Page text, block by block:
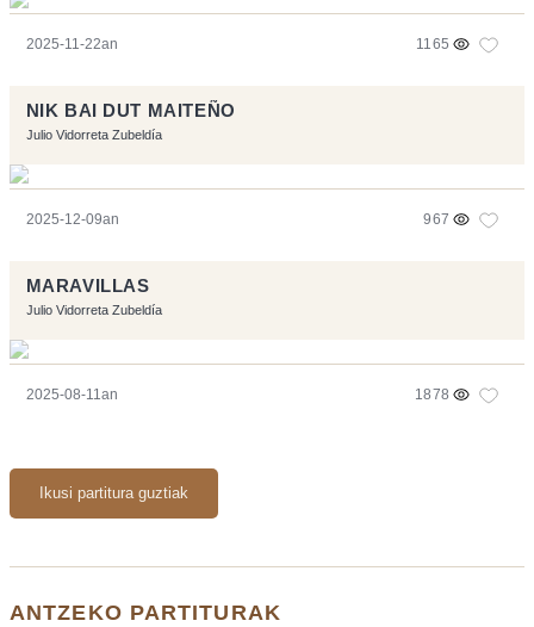
2025-11-22an 1165
NIK BAI DUT MAITEÑO
Julio Vidorreta Zubeldía
2025-12-09an 967
MARAVILLAS
Julio Vidorreta Zubeldía
2025-08-11an 1878
Ikusi partitura guztiak
ANTZEKO PARTITURAK